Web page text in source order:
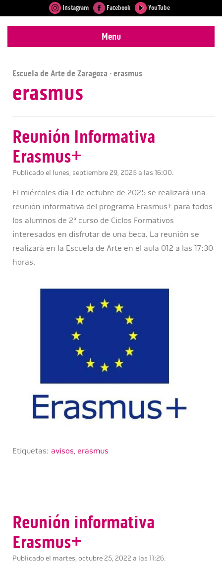
Instagram Facebook YouTube
Menu
Escuela de Arte de Zaragoza · erasmus
erasmus
Reunión Informativa
Erasmus+
Publicado el lunes, septiembre 29, 2025 a las 16:00.
El miércoles día 1 de octubre de 2025 se realizará una
reunión informativa del programa Erasmus+ para todos
los alumnos de 2º curso de Ciclos Formativos
interesados en disfrutar de una beca. La reunión se
realizará en la Escuela de Arte en el aula 012 a las 17:30
horas.
Etiquetas: avisos, erasmus
Reunión informativa
Erasmus+
Publicado el martes, octubre 25, 2022 a las 11:26.